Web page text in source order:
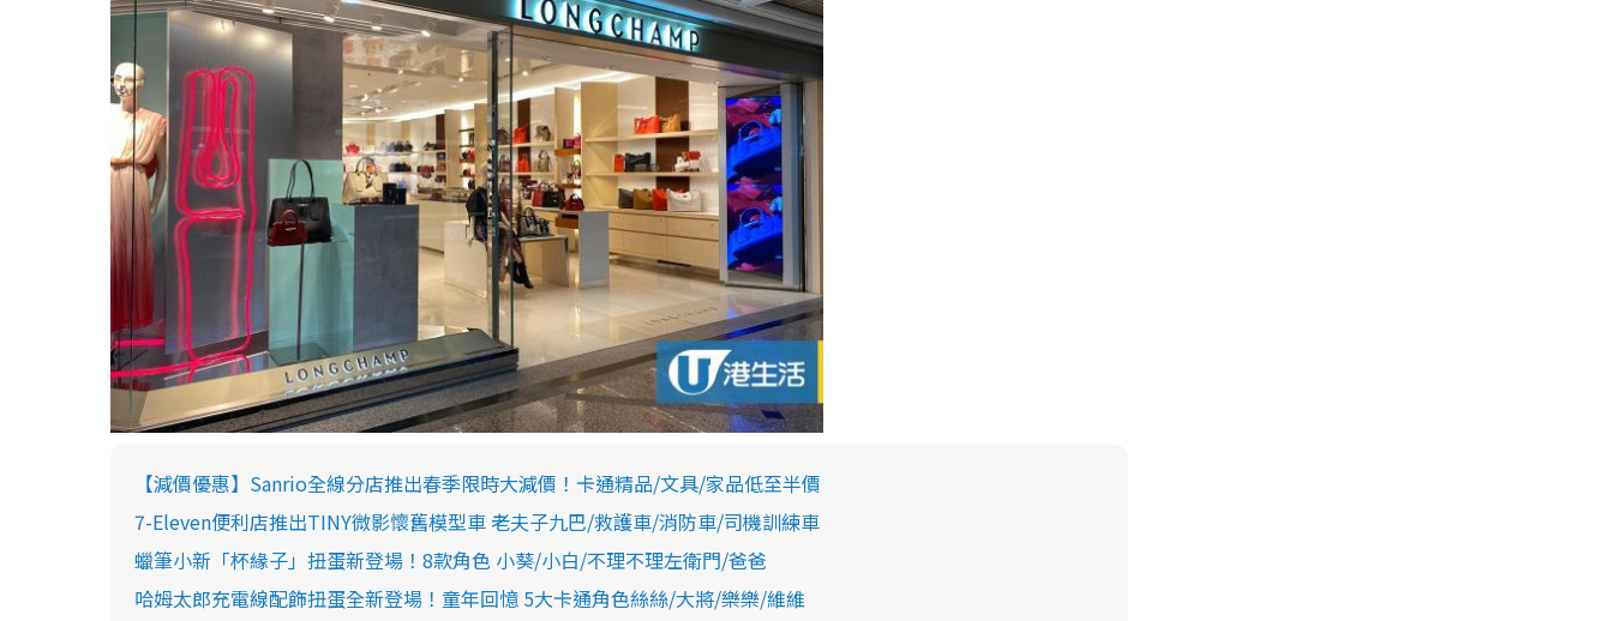
【減價優惠】Sanrio全線分店推出春季限時大減價！卡通精品/文具/家品低至半價
7-Eleven便利店推出TINY微影懷舊模型車 老夫子九巴/救護車/消防車/司機訓練車
蠟筆小新「杯緣子」扭蛋新登場！8款角色 小葵/小白/不理不理左衛門/爸爸
哈姆太郎充電線配飾扭蛋全新登場！童年回憶 5大卡通角色絲絲/大將/樂樂/維維